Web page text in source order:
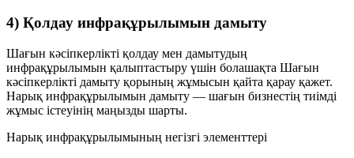
4) Қолдау инфрақұрылымын дамыту
Шағын кәсіпкерлікті қолдау мен дамытудың
инфрақұрылымын қалыптастыру үшін болашақта Шағын
кәсіпкерлікті дамыту қорының жұмысын қайта қарау қажет.
Нарық инфрақұрылымын дамыту — шағын бизнестің тиімді
жұмыс істеуінің маңызды шарты.
Нарық инфрақұрылымының негізгі элементтері